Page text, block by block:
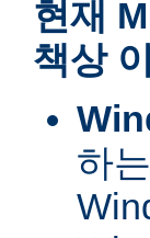
현재
책상
하